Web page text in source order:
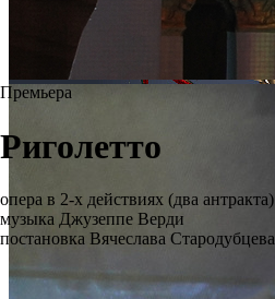
Премьера
Риголетто
опера в 2-х действиях (два антракта)
музыка Джузеппе Верди
постановка Вячеслава Стародубцева